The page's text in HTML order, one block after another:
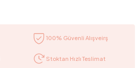
100% Güvenli Alışveirş
Stoktan Hızlı Teslimat